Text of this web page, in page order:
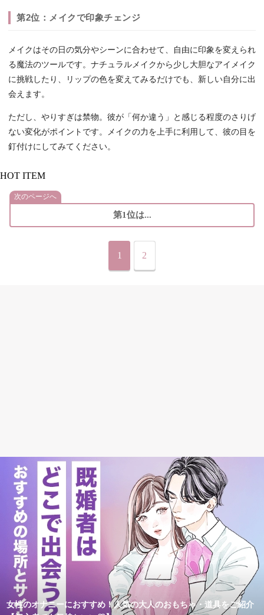
第2位：メイクで印象チェンジ
メイクはその日の気分やシーンに合わせて、自由に印象を変えられ
る魔法のツールです。ナチュラルメイクから少し大胆なアイメイク
に挑戦したり、リップの色を変えてみるだけでも、新しい自分に出
会えます。
ただし、やりすぎは禁物。彼が「何か違う」と感じる程度のさりげ
ない変化がポイントです。メイクの力を上手に利用して、彼の目を
釘付けにしてみてください。
HOT ITEM
次のページへ
第1位は...
1 2
女性のオナニーにおすすめ！人気の大人のおもちゃ・道具をご紹介